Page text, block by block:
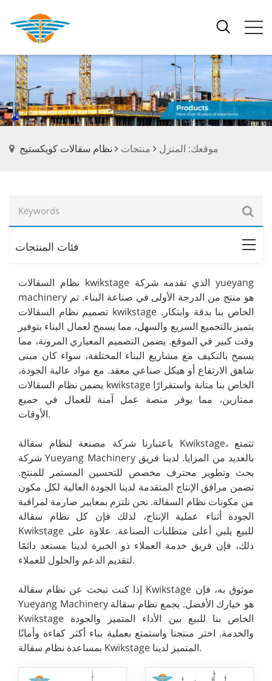
موقعك: المنزل منتجات نظام سقالات كويكستيج
فئات المنتجات
نظام السقالات kwikstage الذي تقدمه شركة yueyang
machinery هو منتج من الدرجة الأولى في صناعة البناء. تم
تصميم نظام السقالات kwikstage الخاص بنا بدقة وابتكار.
يتميز بالتجميع السريع والسهل، مما يسمح لعمال البناء بتوفير
وقت كبير في الموقع. يضمن التصميم المعياري المرونة، مما
يسمح بالتكيف مع مشاريع البناء المختلفة، سواء كان مبنى
شاهق الارتفاع أو هيكل صناعي معقد. مع مواد عالية الجودة،
يضمن نظام السقالات kwikstage الخاص بنا متانة واستقرارًا
ممتازين، مما يوفر منصة عمل آمنة للعمال في جميع
الأوقات.
باعتبارنا شركة مصنعة لنظام سقالة Kwikstage، تتمتع
شركة Yueyang Machinery بالعديد من المزايا. لدينا فريق
بحث وتطوير محترف مخصص للتحسين المستمر للمنتج.
تضمن مرافق الإنتاج المتقدمة لدينا الجودة العالية لكل مكون
من مكونات نظام السقالة. نحن نلتزم بمعايير صارمة لمراقبة
الجودة أثناء عملية الإنتاج، لذلك فإن كل نظام سقالة
Kwikstage للبيع يلبي أعلى متطلبات الصناعة. علاوة على
ذلك، فإن فريق خدمة العملاء ذو الخبرة لدينا مستعد دائمًا
لتقديم الدعم والحلول للعملاء.
إذا كنت تبحث عن نظام سقالة Kwikstage موثوق به، فإن
Yueyang Machinery هو خيارك الأفضل. يجمع نظام سقالة
Kwikstage الخاص بنا للبيع بين الأداء المتميز والجودة
والخدمة. اختر منتجنا واستمتع بعملية بناء أكثر كفاءة وأمانًا
بمساعدة نظام سقالة Kwikstage المتميز لدينا.